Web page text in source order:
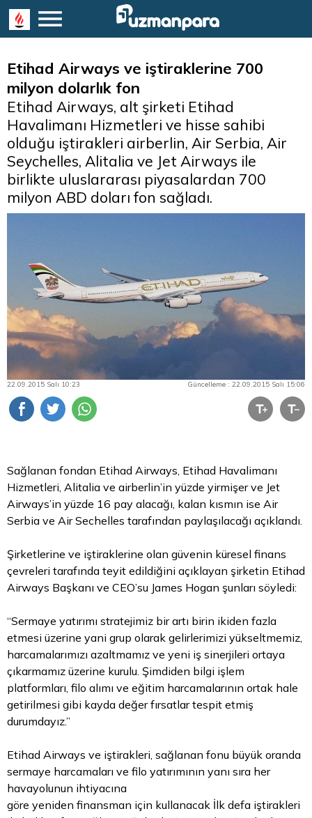
Etihad Airways ve iştiraklerine 700
milyon dolarlık fon
Etihad Airways, alt şirketi Etihad
Havalimanı Hizmetleri ve hisse sahibi
olduğu iştirakleri airberlin, Air Serbia, Air
Seychelles, Alitalia ve Jet Airways ile
birlikte uluslararası piyasalardan 700
milyon ABD doları fon sağladı.
22.09.2015 Salı 10:23 Güncelleme : 22.09.2015 Salı 15:06
Sağlanan fondan Etihad Airways, Etihad Havalimanı
Hizmetleri, Alitalia ve airberlin’in yüzde yirmişer ve Jet
Airways’in yüzde 16 pay alacağı, kalan kısmın ise Air
Serbia ve Air Sechelles tarafından paylaşılacağı açıklandı.
Şirketlerine ve iştiraklerine olan güvenin küresel finans
çevreleri tarafında teyit edildiğini açıklayan şirketin Etihad
Airways Başkanı ve CEO’su James Hogan şunları söyledi:
“Sermaye yatırımı stratejimiz bir artı birin ikiden fazla
etmesi üzerine yani grup olarak gelirlerimizi yükseltmemiz,
harcamalarımızı azaltmamız ve yeni iş sinerjileri ortaya
çıkarmamız üzerine kurulu. Şimdiden bilgi işlem
platformları, filo alımı ve eğitim harcamalarının ortak hale
getirilmesi gibi kayda değer fırsatlar tespit etmiş
durumdayız.”
Etihad Airways ve iştirakleri, sağlanan fonu büyük oranda
sermaye harcamaları ve filo yatırımının yanı sıra her
havayolunun ihtiyacına
göre yeniden finansman için kullanacak İlk defa iştirakleri